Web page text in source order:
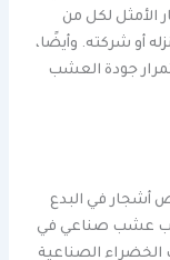
الأمثل لكل من
أو شركته. وأيضًا،
جودة العشب
أشجار في البدع
عشب صناعي في
الخضراء الصناعية